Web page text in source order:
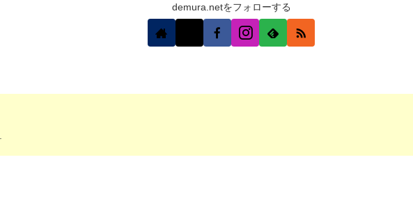
demura.netをフォローする